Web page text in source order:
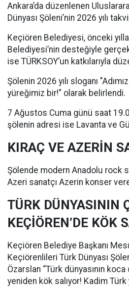
Ankara’da düzenlenen
Dünyası Şöleni’nin 2026 yılı
Keçiören Belediyesi, önceki
Belediyesi’nin desteğiyle
ise TÜRKSOY’un katkılarıyla
Şölenin 2026 yılı sloganı
yüreğimiz bir!" olarak belirlendi.
7 Ağustos Cuma günü saat
şölenin adresi ise Lavanta ve
KIRAÇ VE AZERİN
Şölende modern Anadolu rock
Azeri sanatçı Azerin konser
TÜRK DÜNYASININ
KEÇİÖREN’DE KÖK
Keçiören Belediye Başkanı
Keçiörenlileri Türk Dünyası
Özarslan “Türk dünyasının koca
yeniden kök salıyor! Kadim